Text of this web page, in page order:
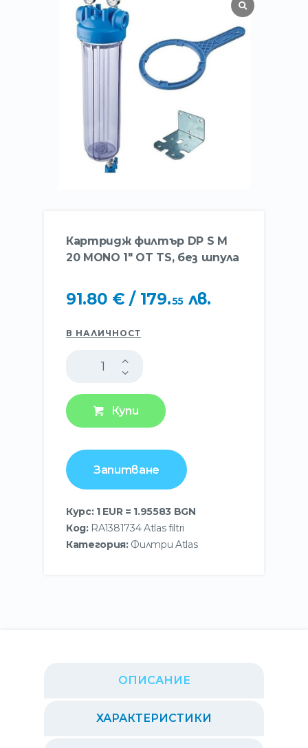
Картридж филтър DP S M
20 MONO 1″ OT TS, без шпула
91.80 € / 179.55 лв.
В НАЛИЧНОСТ
Купи
Запитване
Курс: 1 EUR = 1.95583 BGN
Код: RA1381734 Atlas filtri
Категория: Филтри Atlas
ОПИСАНИЕ
ХАРАКТЕРИСТИКИ